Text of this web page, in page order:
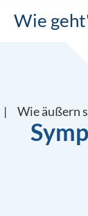
Wie
Wie äußern